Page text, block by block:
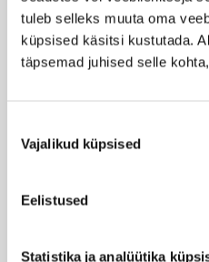
tuleb selleks muuta oma
küpsised käsitsi kustutada.
täpsemad juhised selle
valik
Vajalikud küpsised
Eelistused
Statistika ja analüütika
Colorstay
Ilus
Hind
The Brow Glue